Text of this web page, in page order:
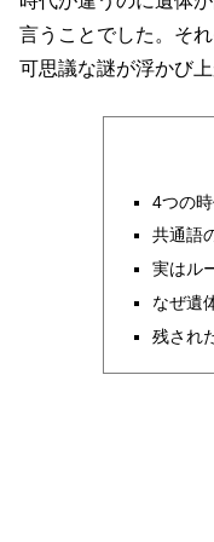
言うことでした。そ
可思議な謎が浮かび上
4つの
共通語
実はル
なぜ遺
残され